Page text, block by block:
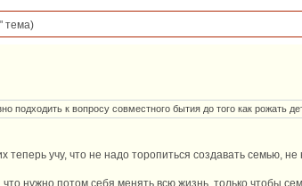
тема)
подходить к вопросу совместного бытия до того как рожать
теперь учу, что не надо торопиться создавать семью,
нужно потом себя менять всю жизнь, только чтобы